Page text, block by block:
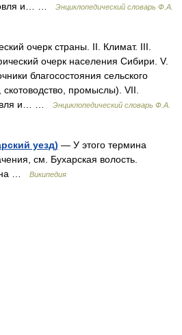
и… …
Энциклопедический словарь Ф.А.
очерк страны. II. Климат. III.
очерк населения Сибири. V.
благосостояния сельского
промыслы). VII.
и… …
Энциклопедический словарь Ф.А.
уезд) — У этого термина
см. Бухарская волость.
…
Википедия